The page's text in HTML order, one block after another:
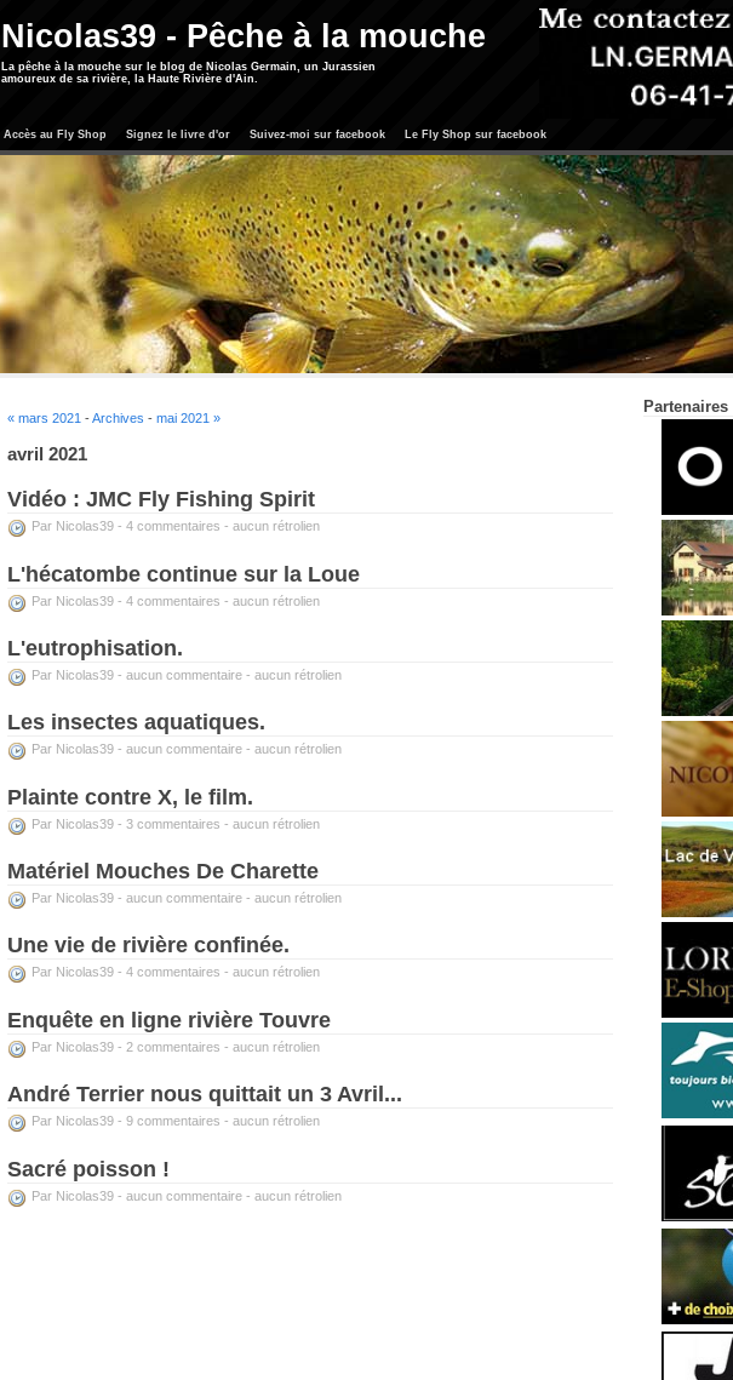
Nicolas39 - Pêche à la mouche
La pêche à la mouche sur le blog de Nicolas Germain, un Jurassien
amoureux de sa rivière, la Haute Rivière d'Ain.
Accès au Fly Shop Signez le livre d'or Suivez-moi sur facebook Le Fly Shop sur facebook
« mars 2021 -Archives - mai 2021 »
avril 2021
Vidéo : JMC Fly Fishing Spirit
Par Nicolas39 - 4 commentaires - aucun rétrolien
L'hécatombe continue sur la Loue
Par Nicolas39 - 4 commentaires - aucun rétrolien
L'eutrophisation.
Par Nicolas39 - aucun commentaire - aucun rétrolien
Les insectes aquatiques.
Par Nicolas39 - aucun commentaire - aucun rétrolien
Plainte contre X, le film.
Par Nicolas39 - 3 commentaires - aucun rétrolien
Matériel Mouches De Charette
Par Nicolas39 - aucun commentaire - aucun rétrolien
Une vie de rivière confinée.
Par Nicolas39 - 4 commentaires - aucun rétrolien
Enquête en ligne rivière Touvre
Par Nicolas39 - 2 commentaires - aucun rétrolien
André Terrier nous quittait un 3 Avril...
Par Nicolas39 - 9 commentaires - aucun rétrolien
Sacré poisson !
Par Nicolas39 - aucun commentaire - aucun rétrolien
Partenaires